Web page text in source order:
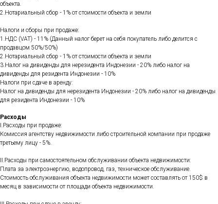
объекта.
2.Нотариальный сбор - 1% от стоимости объекта и земли
Налоги и сборы при продаже:
1.НДС (VAT) - 11% (Данный налог берет на себя покупатель либо делится с
продавцом 50%/50%)
2.Нотариальный сбор - 1% от стоимости объекта и земли
3.Налог на дивиденды для нерезидента Индонезии - 20% либо налог на
дивиденды для резидента Индонезии - 10%
Налоги при сдаче в аренду:
Налог на дивиденды для нерезидента Индонезии - 20% либо налог на дивиденды
для резидента Индонезии - 10%
Расходы
I.Расходы при продаже:
Комиссия агентству недвижимости либо строительной компании при продаже
третьему лицу - 5%.
II.Расходы при самостоятельном обслуживании объекта недвижимости:
Плата за электроэнергию, водопровод, газ, техническое обслуживание.
Стоимость обслуживания объекта недвижимости может составлять от 150$ в
месяц в зависимости от площади объекта недвижимости.